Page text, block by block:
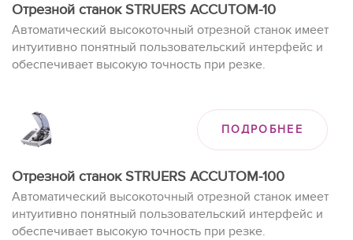
Отрезной станок STRUERS ACCUTOM-10
Автоматический высокоточный отрезной станок имеет
интуитивно понятный пользовательский интерфейс и
обеспечивает высокую точность при резке.
ПОДРОБНЕЕ
Отрезной станок STRUERS ACCUTOM-100
Автоматический высокоточный отрезной станок имеет
интуитивно понятный пользовательский интерфейс и
обеспечивает высокую точность при резке.